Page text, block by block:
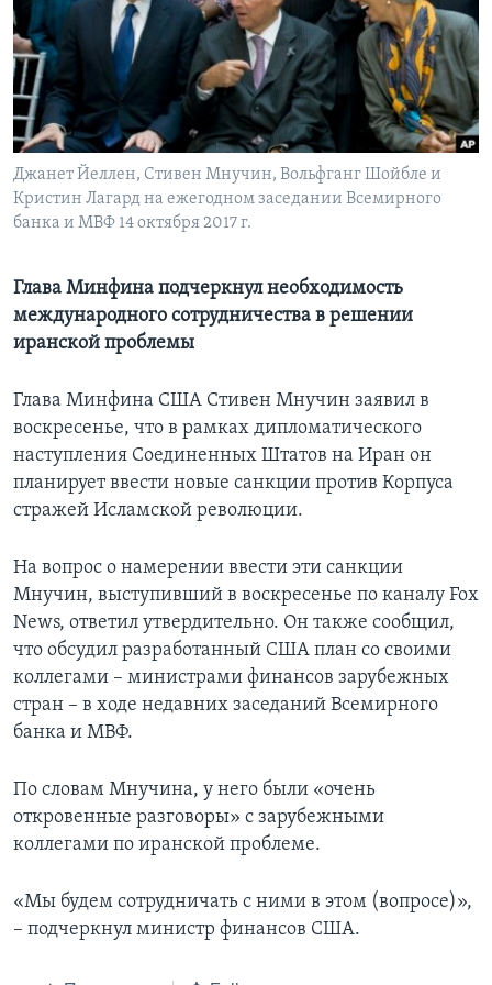
Learning English
СОЦИАЛЬНЫЕ СЕТИ
Языки
Джанет Йеллен, Стивен Мнучин, Вольфганг Шойбле и
Кристин Лагард на ежегодном заседании Всемирного
банка и МВФ 14 октября 2017 г.
Глава Минфина подчеркнул необходимость
международного сотрудничества в решении
иранской проблемы
Глава Минфина США Стивен Мнучин заявил в
воскресенье, что в рамках дипломатического
наступления Соединенных Штатов на Иран он
планирует ввести новые санкции против Корпуса
стражей Исламской революции.
На вопрос о намерении ввести эти санкции
Мнучин, выступивший в воскресенье по каналу Fox
News, ответил утвердительно. Он также сообщил,
что обсудил разработанный США план со своими
коллегами – министрами финансов зарубежных
стран – в ходе недавних заседаний Всемирного
банка и МВФ.
По словам Мнучина, у него были «очень
откровенные разговоры» с зарубежными
коллегами по иранской проблеме.
«Мы будем сотрудничать с ними в этом (вопросе)»,
– подчеркнул министр финансов США.